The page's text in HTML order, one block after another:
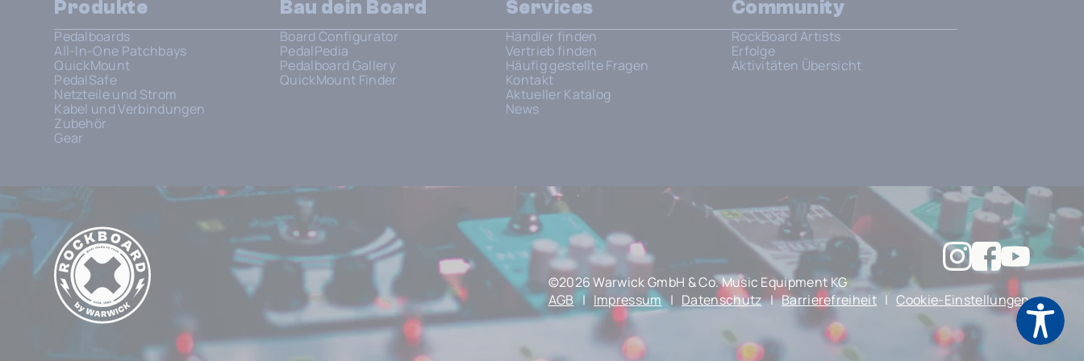
Produkte
Pedalboards
All-In-One Patchbays
QuickMount
PedalSafe
Netzteile und Strom
Kabel und Verbindungen
Zubehör
Gear
Bau dein Board
Board Configurator
PedalPedia
Pedalboard Gallery
QuickMount Finder
Services
Händler finden
Vertrieb finden
Häufig gestellte Fragen
Kontakt
Aktueller Katalog
News
Community
RockBoard Artists
Erfolge
Aktivitäten Übersicht
©2026 Warwick GmbH & Co. Music Equipment KG
AGB | Impressum | Datenschutz | Barrierefreiheit | Cookie-Einstellungen